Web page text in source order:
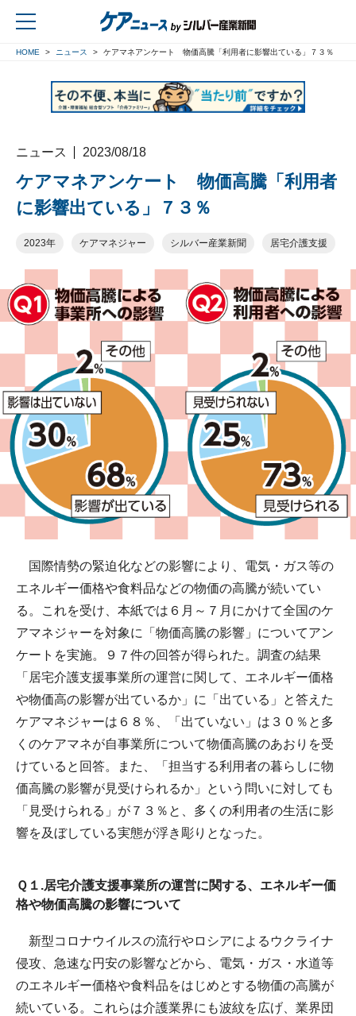
HOME ニュース ケアマネアンケート 物価高騰「利用者に影響出ている」７３％
ニュース 2023/08/18
ケアマネアンケート 物価高騰「利用者
に影響出ている」７３％
2023年 ケアマネジャー シルバー産業新聞 居宅介護支援
国際情勢の緊迫化などの影響により、電気・ガス等の
エネルギー価格や食料品などの物価の高騰が続いてい
る。これを受け、本紙では６月～７月にかけて全国のケ
アマネジャーを対象に「物価高騰の影響」についてアン
ケートを実施。９７件の回答が得られた。調査の結果
「居宅介護支援事業所の運営に関して、エネルギー価格
や物価高の影響が出ているか」に「出ている」と答えた
ケアマネジャーは６８％、「出ていない」は３０％と多
くのケアマネが自事業所について物価高騰のあおりを受
けていると回答。また、「担当する利用者の暮らしに物
価高騰の影響が見受けられるか」という問いに対しても
「見受けられる」が７３％と、多くの利用者の生活に影
響を及ぼしている実態が浮き彫りとなった。
Ｑ１.居宅介護支援事業所の運営に関する、エネルギー価
格や物価高騰の影響について
新型コロナウイルスの流行やロシアによるウクライナ
侵攻、急速な円安の影響などから、電気・ガス・水道等
のエネルギー価格や食料品をはじめとする物価の高騰が
続いている。これらは介護業界にも波紋を広げ、業界団